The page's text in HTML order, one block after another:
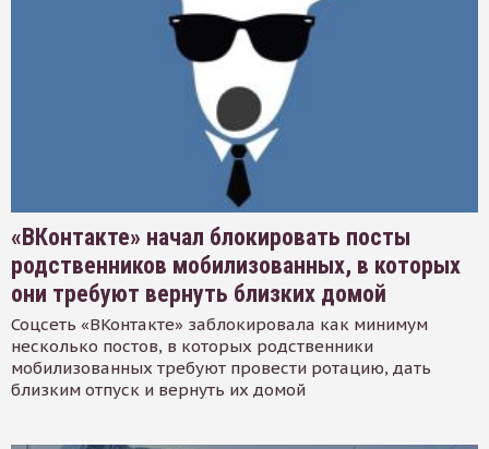
«ВКонтакте» начал блокировать посты
родственников мобилизованных, в которых
они требуют вернуть близких домой
Соцсеть «ВКонтакте» заблокировала как минимум
несколько постов, в которых родственники
мобилизованных требуют провести ротацию, дать
близким отпуск и вернуть их домой